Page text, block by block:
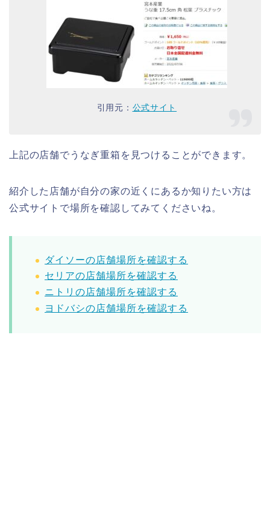
引用元： 公式サイト
上記の店舗でうなぎ重箱を見つけることができます。
紹介した店舗が自分の家の近くにあるか知りたい方は
公式サイトで場所を確認してみてくださいね。
ダイソーの店舗場所を確認する
セリアの店舗場所を確認する
ニトリの店舗場所を確認する
ヨドバシの店舗場所を確認する